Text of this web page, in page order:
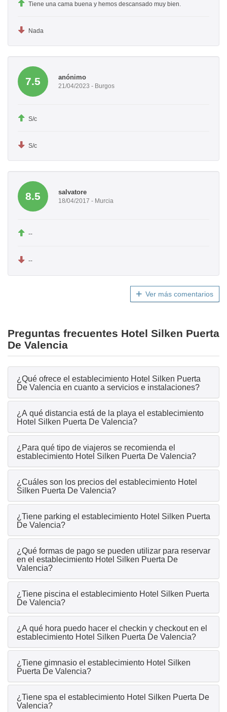
Tiene una cama buena y hemos descansado muy bien.
Nada
7.5 anónimo
21/04/2023 - Burgos
S/c
S/c
8.5 salvatore
18/04/2017 - Murcia
--
--
Ver más comentarios
Preguntas frecuentes Hotel Silken Puerta
De Valencia
¿Qué ofrece el establecimiento Hotel Silken Puerta
De Valencia en cuanto a servicios e instalaciones?
¿A qué distancia está de la playa el establecimiento
Hotel Silken Puerta De Valencia?
¿Para qué tipo de viajeros se recomienda el
establecimiento Hotel Silken Puerta De Valencia?
¿Cuáles son los precios del establecimiento Hotel
Silken Puerta De Valencia?
¿Tiene parking el establecimiento Hotel Silken Puerta
De Valencia?
¿Qué formas de pago se pueden utilizar para reservar
en el establecimiento Hotel Silken Puerta De
Valencia?
¿Tiene piscina el establecimiento Hotel Silken Puerta
De Valencia?
¿A qué hora puedo hacer el checkin y checkout en el
establecimiento Hotel Silken Puerta De Valencia?
¿Tiene gimnasio el establecimiento Hotel Silken
Puerta De Valencia?
¿Tiene spa el establecimiento Hotel Silken Puerta De
Valencia?